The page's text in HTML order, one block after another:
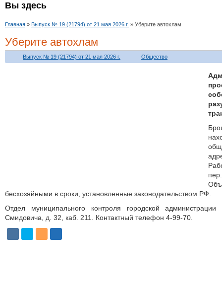
Вы здесь
Главная » Выпуск № 19 (21794) от 21 мая 2026 г. » Уберите автохлам
Уберите автохлам
Выпуск № 19 (21794) от 21 мая 2026 г. Общество
бесхозяйными в сроки, установленные законодательством РФ.
Отдел муниципального контроля городской
Смидовича, д. 32, каб. 211. Контактный телефон 4-99-70.